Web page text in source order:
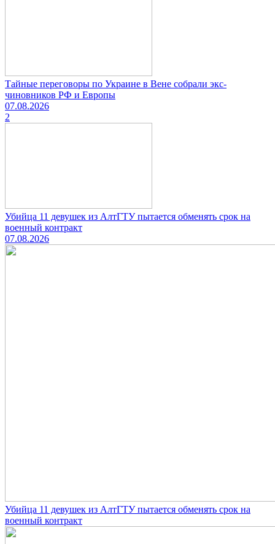
Тайные переговоры по Украине в Вене собрали экс-
чиновников РФ и Европы
07.08.2026
2
Убийца 11 девушек из АлтГТУ пытается обменять срок на
военный контракт
07.08.2026
Убийца 11 девушек из АлтГТУ пытается обменять срок на
военный контракт